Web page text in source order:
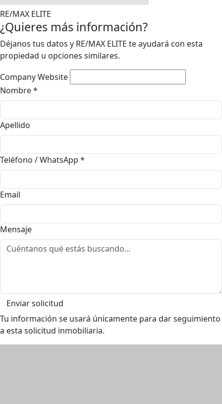
RE/MAX ELITE
¿Quieres más información?
Déjanos tus datos y RE/MAX ELITE te ayudará con esta
propiedad u opciones similares.
Company Website
Nombre*
Apellido
Teléfono / WhatsApp *
Email
Mensaje
Enviar solicitud
Tu información se usará únicamente para dar seguimiento
a esta solicitud inmobiliaria.